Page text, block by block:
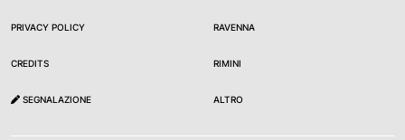
PRIVACY POLICY
CREDITS
SEGNALAZIONE
RAVENNA
RIMINI
ALTRO